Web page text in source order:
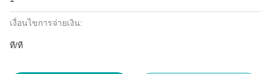
เงื่อนไขการจ่ายเงิน:
ที/ที